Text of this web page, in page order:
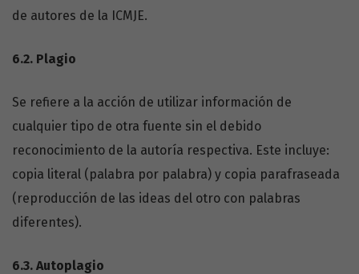
de autores de la ICMJE.
6.2. Plagio
Se refiere a la acción de utilizar información de
cualquier tipo de otra fuente sin el debido
reconocimiento de la autoría respectiva. Este incluye:
copia literal (palabra por palabra) y copia parafraseada
(reproducción de las ideas del otro con palabras
diferentes).
6.3. Autoplagio